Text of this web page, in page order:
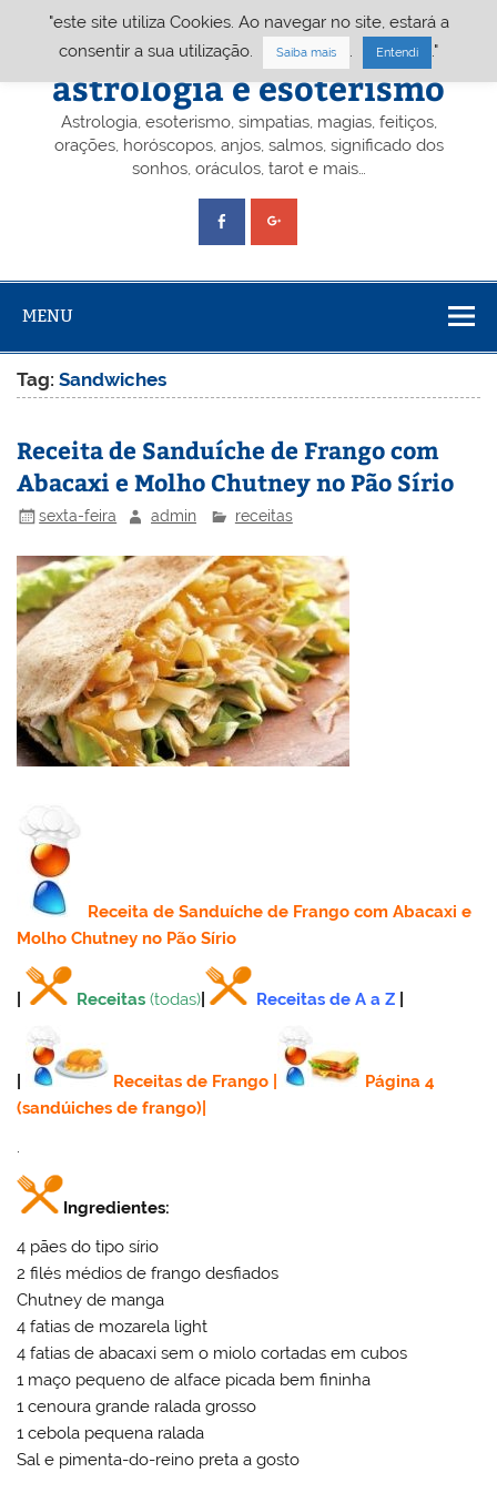
Portal A&E – Portal
astrologia e esoterismo
Astrologia, esoterismo, simpatias, magias, feitiços,
orações, horóscopos, anjos, salmos, significado dos
sonhos, oráculos, tarot e mais…
MENU
Tag:Sandwiches
Receita de Sanduíche de Frango com
Abacaxi e Molho Chutney no Pão Sírio
sexta-feira admin receitas
Receitade Sanduíche de Frango com Abacaxi e
Molho Chutney no Pão Sírio
Receitas (todas) Receitas de A a Z
Receitas de Frango
Página 4
(sandúiches de frango)
.
Ingredientes:
4 pães do tipo sírio
2 filés médios de frango desfiados
Chutney de manga
4 fatias de mozarela light
4 fatias de abacaxi sem o miolo cortadas em cubos
1 maço pequeno de alface picada bem fininha
1 cenoura grande ralada grosso
1 cebola pequena ralada
Sal e pimenta-do-reino preta a gosto
"este site utiliza Cookies. Ao navegar no site, estará a
consentir a sua utilização.
Saiba mais Entendi ."